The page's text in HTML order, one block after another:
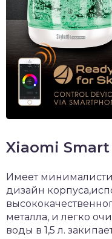
Xiaomi
Имеет
дизайн
металла, и легко
воды в 1,5 л.